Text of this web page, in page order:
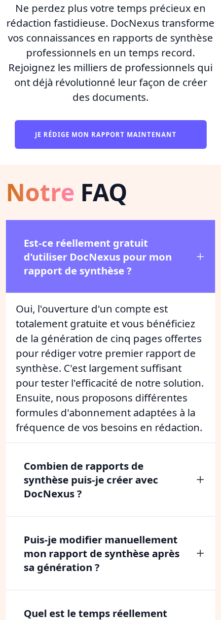
Ne perdez plus votre temps précieux en
rédaction fastidieuse. DocNexus transforme
vos connaissances en rapports de synthèse
professionnels en un temps record.
Rejoignez les milliers de professionnels qui
ont déjà révolutionné leur façon de créer
des documents.
JE RÉDIGE MON RAPPORT MAINTENANT
Notre FAQ
Est-ce réellement gratuit
d'utiliser DocNexus pour mon
rapport de synthèse ?
Oui, l'ouverture d'un compte est
totalement gratuite et vous bénéficiez
de la génération de cinq pages offertes
pour rédiger votre premier rapport de
synthèse. C'est largement suffisant
pour tester l'efficacité de notre solution.
Ensuite, nous proposons différentes
formules d'abonnement adaptées à la
fréquence de vos besoins en rédaction.
Combien de rapports de
synthèse puis-je créer avec
DocNexus ?
Puis-je modifier manuellement
mon rapport de synthèse après
sa génération ?
Quel est le temps réellement